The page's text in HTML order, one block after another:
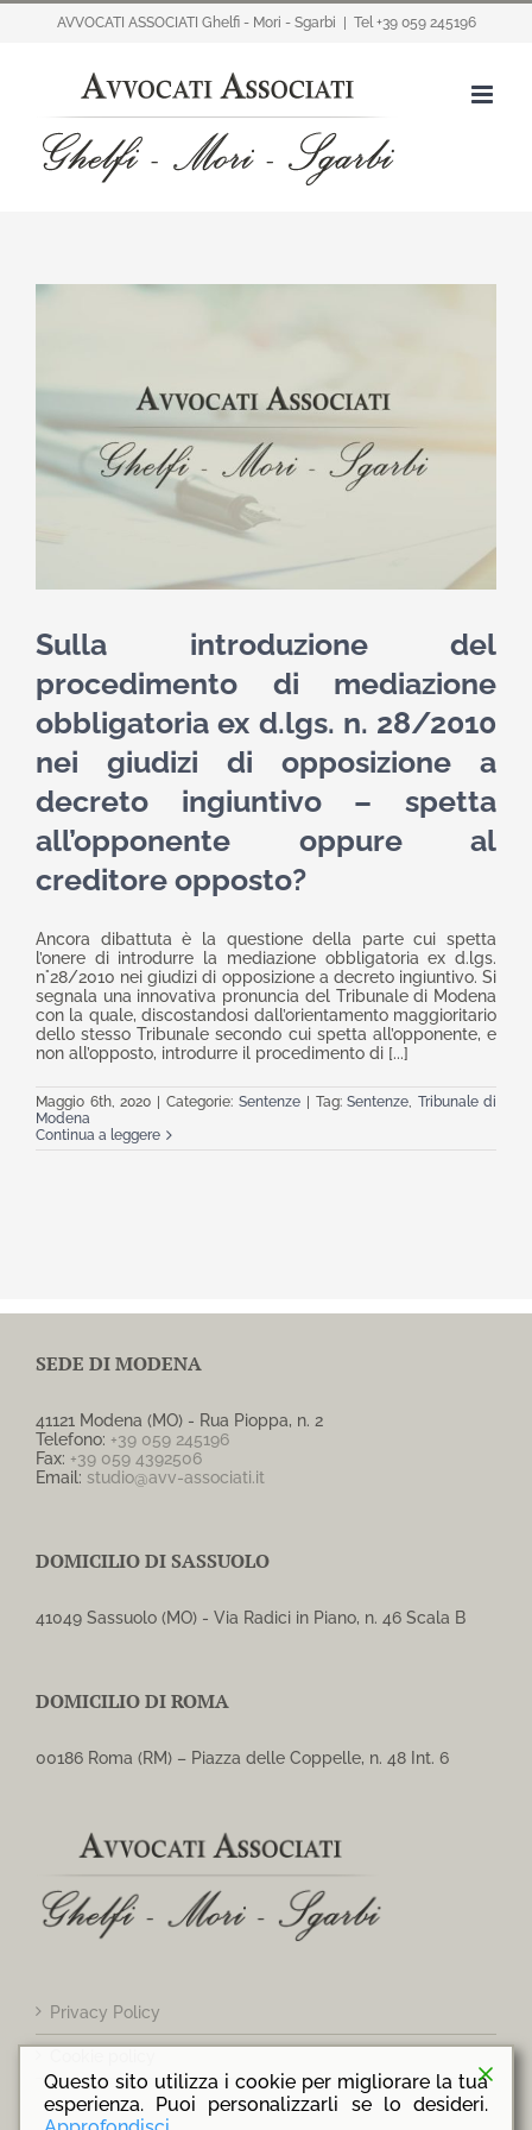
Salta
AVVOCATI ASSOCIATI Ghelfi - Mori - Sgarbi Tel +39 059 245196
Sulla introduzione del
procedimento di mediazione
obbligatoria ex d.lgs. n. 28/2010
nei giudizi di opposizione a
decreto ingiuntivo – spetta
all’opponente oppure al
creditore opposto?
Ancora dibattuta è la questione della parte cui spetta
l’onere di introdurre la mediazione obbligatoria ex d.lgs.
n°28/2010 nei giudizi di opposizione a decreto ingiuntivo. Si
segnala una innovativa pronuncia del Tribunale di Modena
con la quale, discostandosi dall’orientamento maggioritario
dello stesso Tribunale secondo cui spetta all’opponente, e
non all’opposto, introdurre il procedimento di [...]
Maggio 6th, 2020 Categorie: Sentenze Tag: Sentenze, Tribunale di
Modena
Continua a leggere
SEDE DI MODENA
41121 Modena (MO) - Rua Pioppa, n. 2
Telefono: +39 059 245196
Fax: +39 059 4392506
Email: studio@avv-associati.it
DOMICILIO DI SASSUOLO
41049 Sassuolo (MO) - Via Radici in Piano, n. 46 Scala B
DOMICILIO DI ROMA
00186 Roma (RM) – Piazza delle Coppelle, n. 48 Int. 6
Privacy Policy
Questo sito utilizza i cookie per migliorare la tua
esperienza. Puoi personalizzarli se lo desideri.